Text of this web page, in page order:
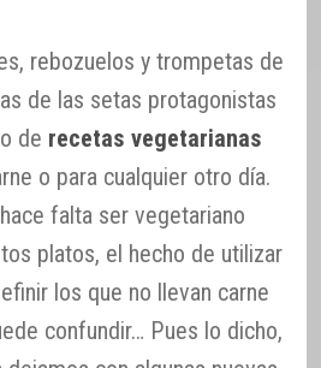
rebozuelos y trompetas de
de las setas protagonistas
de recetas vegetarianas
o para cualquier otro día.
falta ser vegetariano
platos, el hecho de utilizar
los que no llevan carne
confundir… Pues lo dicho,